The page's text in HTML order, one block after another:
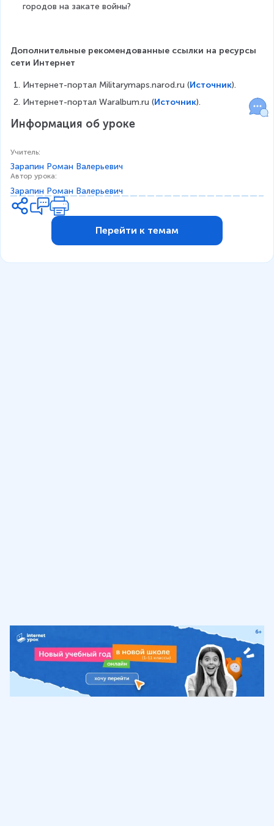
городов на закате войны?
Дополнительные рекомендованные ссылки на ресурсы
сети Интернет
Интернет-портал Militarymaps.narod.ru (Источник).
Интернет-портал Waralbum.ru (Источник).
Информация об уроке
Учитель:
Зарапин Роман Валерьевич
Автор урока:
Зарапин Роман Валерьевич
Перейти к темам